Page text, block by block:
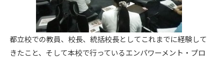
都立校での教員、校長、統括校長としてこれまでに経験して
きたこと、そして本校で行っているエンパワーメント・プロ